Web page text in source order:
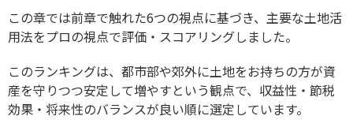
この章では前章で触れた6つの視点に基づき、主要な土地活
用法をプロの視点で評価・スコアリングしました。
このランキングは、都市部や郊外に土地をお持ちの方が資
産を守りつつ安定して増やすという観点で、収益性・節税
効果・将来性のバランスが良い順に選定しています。